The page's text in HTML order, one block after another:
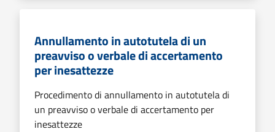
Annullamento in autotutela di un
preavviso o verbale di accertamento
per inesattezze
Procedimento di annullamento in autotutela di
un preavviso o verbale di accertamento per
inesattezze